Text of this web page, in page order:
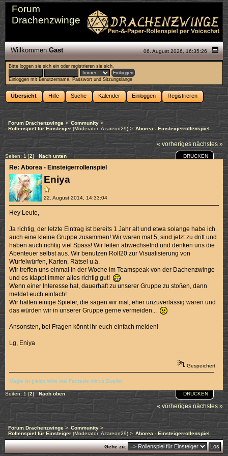
Forum
Drachenzwinge
06. August 2026, 16:35:26
WillkommenGast
Bitte loggen sie sich ein oderregistrieren sie sich.
Einloggen mit Benutzername, Passwort und Sitzungslänge
Übersicht Hilfe Suche Kalender Einloggen Registrieren
Forum Drachenzwinge > Community>
Rollenspiel für Einsteiger(Moderator: Azareon29) > Aborea - Einsteigerrollenspiel
« vorheriges nächstes »
Seiten: 1 [2] Nach unten DRUCKEN
Eniya
22. August 2014, 14:33:04
Re: Aborea - Einsteigerrollenspiel
Hey Leute,
Ja richtig, der letzte Eintrag ist bereits 1 Jahr alt und etwa solange habe ich
auch eine kleine Gruppe zusammen! Wir waren mal 5, sind jetzt zu dritt und
haben auch richtig viel Spass! Wir leiten abwechselnd und denken uns die
Abenteuer selbst aus. Wir benutzen Roll20 zur Visualisierung von
Würfelwürfen, Karten, Rätsel u.ä.
Wir treffen uns einmal in der Woche im Teamspeak von der Dachenzwinge
und es klappt immer alles richtig gut!
Wenn einer Interesse hat, dauerhaft zu unserer Gruppe zu stoßen, dann
meldet euch einfach!
Wir hatten einige Spieler, die sagen wir mal, eher unzuverlässig waren und
das würden wir in unserer Gruppe gerne vermeiden...
Ansonsten, bei Fragen könnt ihr euch einfach melden!
Lg, Eniya
Gespeichert
Magie ist gleich Wille mal Fantasie minus Zweifel.
DRUCKEN
Seiten: 1 [2] Nach oben
« vorheriges nächstes »
Forum Drachenzwinge> Community>
Rollenspiel für Einsteiger (Moderator: Azareon29) > Aborea - Einsteigerrollenspiel
Gehe zu: